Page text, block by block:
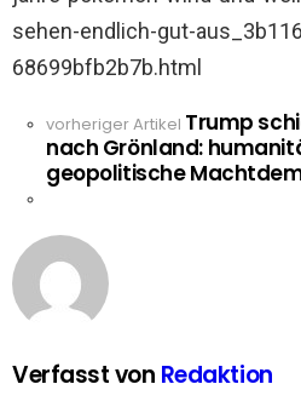
sehen-endlich-gut-
68699bfb2b7b.html
See
more
vorheriger Artikel Trump
nach Grönland:
geopolitische
Verfasst von Redaktion